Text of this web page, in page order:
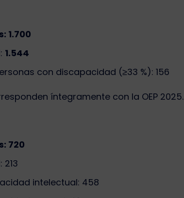
1.700
1.544
con discapacidad (≥33 %): 156
íntegramente con la OEP 2025.
720
intelectual: 458